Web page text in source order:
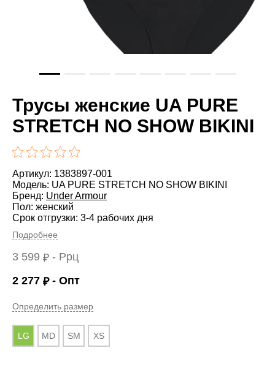
Трусы женские UA PURE
STRETCH NO SHOW BIKINI
Артикул: 1383897-001
Модель: UA PURE STRETCH NO SHOW BIKINI
Бренд: Under Armour
Пол: женский
Срок отгрузки: 3-4 рабочих дня
Подробнее
3 599 ₽ - Ррц
2 277 ₽- Опт
Определить размер
LG MD SM XS